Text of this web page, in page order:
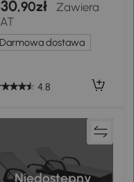
188 x 57 x 30 cm
,90zł
Zawiera
Darmowa dostawa
4.8
Niedostępny